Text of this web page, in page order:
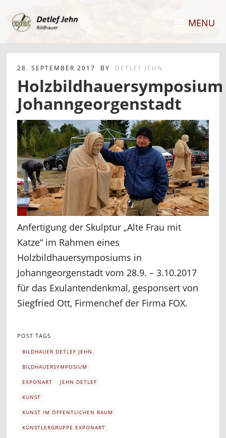
MENU
28. SEPTEMBER 2017 BY DETLEF JEHN
Holzbildhauersymposium
Johanngeorgenstadt
Anfertigung der Skulptur „Alte Frau mit
Katze“ im Rahmen eines
Holzbildhauersymposiums in
Johanngeorgenstadt vom 28.9. – 3.10.2017
für das Exulantendenkmal, gesponsert von
Siegfried Ott, Firmenchef der Firma FOX.
POST TAGS
BILDHAUER DETLEF JEHN
BILDHAUERSYMPOSIUM
EXPONART JEHN DETLEF
KUNST
KUNST IM ÖFFENTLICHEN RAUM
KÜNSTLERGRUPPE EXPONART